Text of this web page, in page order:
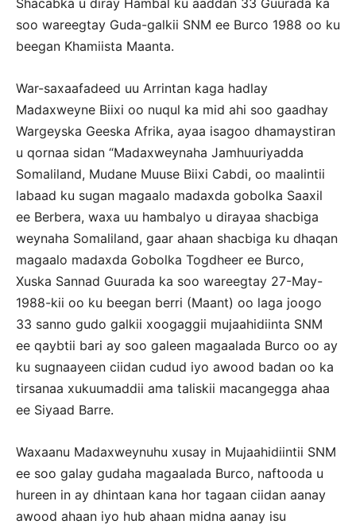
Shacabka u diray Hambal ku aaddan 33 Guurada ka
soo wareegtay Guda-galkii SNM ee Burco 1988 oo ku
beegan Khamiista Maanta.
War-saxaafadeed uu Arrintan kaga hadlay
Madaxweyne Biixi oo nuqul ka mid ahi soo gaadhay
Wargeyska Geeska Afrika, ayaa isagoo dhamaystiran
u qornaa sidan “Madaxweynaha Jamhuuriyadda
Somaliland, Mudane Muuse Biixi Cabdi, oo maalintii
labaad ku sugan magaalo madaxda gobolka Saaxil
ee Berbera, waxa uu hambalyo u dirayaa shacbiga
weynaha Somaliland, gaar ahaan shacbiga ku dhaqan
magaalo madaxda Gobolka Togdheer ee Burco,
Xuska Sannad Guurada ka soo wareegtay 27-May-
1988-kii oo ku beegan berri (Maant) oo laga joogo
33 sanno gudo galkii xoogaggii mujaahidiinta SNM
ee qaybtii bari ay soo galeen magaalada Burco oo ay
ku sugnaayeen ciidan cudud iyo awood badan oo ka
tirsanaa xukuumaddii ama taliskii macangegga ahaa
ee Siyaad Barre.
Waxaanu Madaxweynuhu xusay in Mujaahidiintii SNM
ee soo galay gudaha magaalada Burco, naftooda u
hureen in ay dhintaan kana hor tagaan ciidan aanay
awood ahaan iyo hub ahaan midna aanay isu